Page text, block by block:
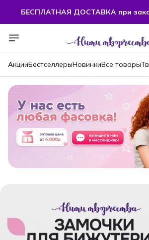
БЕСПЛАТНАЯ ДОСТАВКА при
БЕСПЛАТНАЯ ДОСТАВКА при
АкцииБестселлерыНовинкиВсе товары